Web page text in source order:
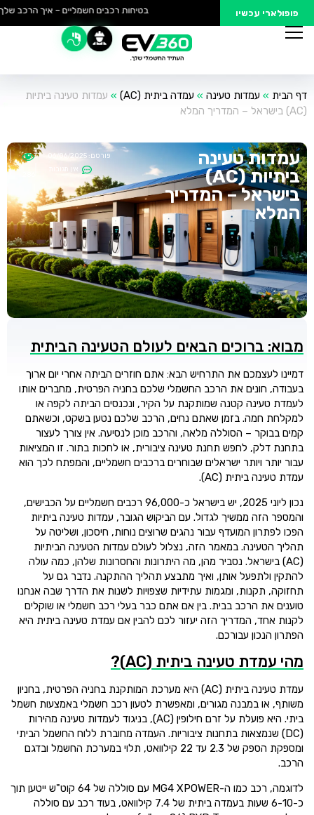
פופולארי עכשיו בטיחות רכבים חשמליים – איך הרכב שלך
דף הבית » עמדות טעינה » עמדה ביתית (AC) » עמדות טעינה ביתיות
(AC) בישראל – המדריך המלא
עמדות טעינה
ביתיות (AC)
בישראל – המדריך
המלא
פורסם: 06/06/2025
23:37
אין תגובות
מבוא: ברוכים הבאים לעולם הטעינה הביתית
דמיינו לעצמכם את התרחיש הבא: אתם חוזרים הביתה אחרי יום ארוך
בעבודה, חונים את הרכב החשמלי שלכם בחניה הפרטית, מחברים אותו
לעמדת טעינה קטנה שמותקנת על הקיר, ונכנסים הביתה לקפה או
למקלחת חמה. בזמן שאתם נחים, הרכב שלכם נטען בשקט, וכשאתם
קמים בבוקר – הסוללה מלאה, והרכב מוכן לנסיעה. אין צורך לעצור
בתחנת דלק, לחפש תחנת טעינה ציבורית, או לחכות בתור. זו המציאות
עבור יותר ויותר ישראלים שבוחרים ברכבים חשמליים, והמפתח לכך הוא
עמדת טעינה ביתית (AC).
נכון ליוני 2025, יש בישראל כ-96,000 רכבים חשמליים על הכבישים,
והמספר הזה ממשיך לגדול. עם הביקוש הגובר, עמדות טעינה ביתיות
הפכו לפתרון המועדף עבור נהגים שרוצים נוחות, חיסכון, ושליטה על
תהליך הטעינה. במאמר הזה, נצלול לעולם עמדות הטעינה הביתיות
(AC) בישראל. נסביר מהן, מה היתרונות והחסרונות שלהן, כמה עולה
להתקין ולתפעל אותן, ואיך מתבצע תהליך ההתקנה. נדבר גם על
תחזוקה, תקנות, ומגמות עתידיות שצפויות לשנות את הדרך שבה אנחנו
טוענים את הרכב בבית. בין אם אתם כבר בעלי רכב חשמלי או שוקלים
לקנות אחד, המדריך הזה יעזור לכם להבין אם עמדת טעינה ביתית היא
הפתרון הנכון עבורכם.
מהי עמדת טעינה ביתית (AC)?
עמדת טעינה ביתית (AC) היא מערכת המותקנת בחניה הפרטית, בחניון
משותף, או במבנה מגורים, ומאפשרת לטעון רכב חשמלי באמצעות חשמל
ביתי. היא פועלת על זרם חילופין (AC), בניגוד לעמדות טעינה מהירות
(DC) שנמצאות בתחנות ציבוריות. העמדה מחוברת ללוח החשמל הביתי
ומספקת הספק של 2.3 עד 22 קילוואט, תלוי במערכת החשמל ובדגם
הרכב.
לדוגמה, רכב כמו ה-MG4 XPOWER עם סוללה של 64 קוט"ש ייטען תוך
כ-6-10 שעות בעמדה ביתית של 7.4 קילוואט, בעוד רכב עם סוללה